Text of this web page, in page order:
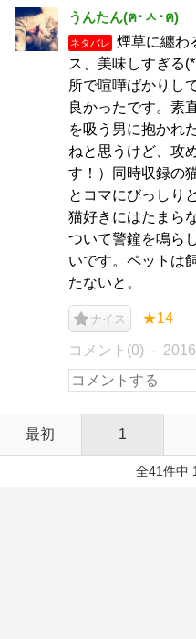
うんたん(ฅ･ㅅ･ฅ)
ネタバレ
煙草に纏わ
ス、美味しすぎる
所で喧嘩ばかりし
良かったです。素
を吸う男に抱かれ
ねと思うけど、攻
す！）同時収録の
とコマにびっしり
猫好きにはたまら
ついて警鐘を鳴ら
いです。ペットは
たないと。
ナイス ★14
コメント(0)
最初 1
全41件中